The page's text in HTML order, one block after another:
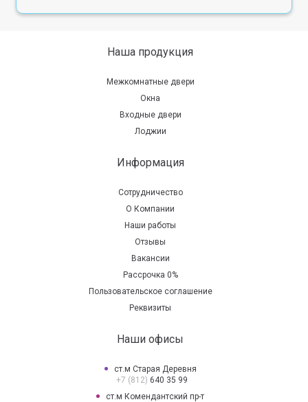
Наша продукция
Межкомнатные двери
Окна
Входные двери
Лоджии
Информация
Сотрудничество
О Компании
Наши работы
Отзывы
Вакансии
Рассрочка 0%
Пользовательское соглашение
Реквизиты
Наши офисы
ст.м Старая Деревня
+7 (812) 640 35 99
ст.м Комендантский пр-т